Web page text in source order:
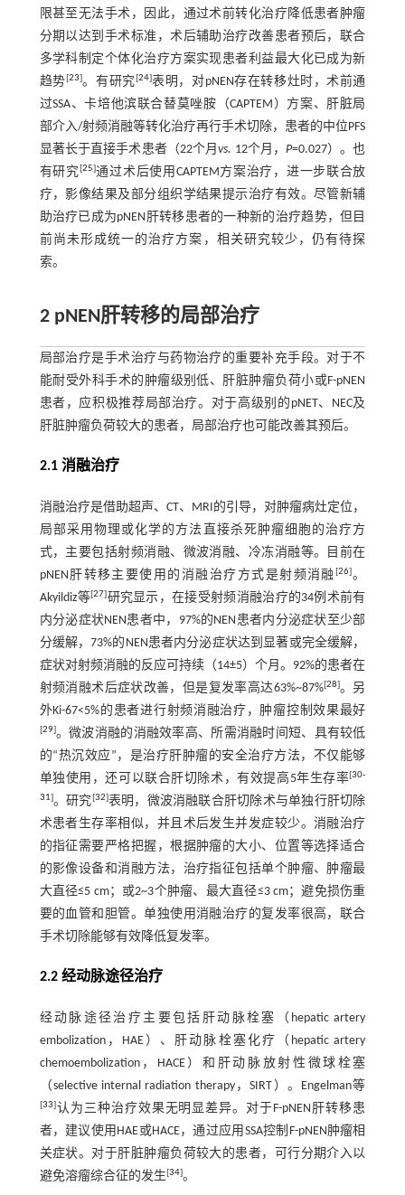
限甚至无法手术，因此，通过术前转化治疗降低患者肿瘤
分期以达到手术标准，术后辅助治疗改善患者预后，联合
多学科制定个体化治疗方案实现患者利益最大化已成为新
趋势[23]。有研究[24]表明，对pNEN存在转移灶时，术前通
过SSA、卡培他滨联合替莫唑胺（CAPTEM）方案、肝脏局
部介入/射频消融等转化治疗再行手术切除，患者的中位PFS
显著长于直接手术患者（22个月vs. 12个月，P=0.027）。也
有研究[25]通过术后使用CAPTEM方案治疗，进一步联合放
疗，影像结果及部分组织学结果提示治疗有效。尽管新辅
助治疗已成为pNEN肝转移患者的一种新的治疗趋势，但目
前尚未形成统一的治疗方案，相关研究较少，仍有待探
索。
2 pNEN肝转移的局部治疗
局部治疗是手术治疗与药物治疗的重要补充手段。对于不
能耐受外科手术的肿瘤级别低、肝脏肿瘤负荷小或F-pNEN
患者，应积极推荐局部治疗。对于高级别的pNET、NEC及
肝脏肿瘤负荷较大的患者，局部治疗也可能改善其预后。
2.1 消融治疗
消融治疗是借助超声、CT、MRI的引导，对肿瘤病灶定位，
局部采用物理或化学的方法直接杀死肿瘤细胞的治疗方
式，主要包括射频消融、微波消融、冷冻消融等。目前在
pNEN肝转移主要使用的消融治疗方式是射频消融 [26]。
Akyildiz等[27]研究显示，在接受射频消融治疗的34例术前有
内分泌症状NEN患者中，97%的NEN患者内分泌症状至少部
分缓解，73%的NEN患者内分泌症状达到显著或完全缓解，
症状对射频消融的反应可持续（14±5）个月。92%的患者在
射频消融术后症状改善，但是复发率高达63%~87%[28]。另
外Ki-67<5%的患者进行射频消融治疗，肿瘤控制效果最好
[29]。微波消融的消融效率高、所需消融时间短、具有较低
的“热沉效应”，是治疗肝肿瘤的安全治疗方法，不仅能够
单独使用，还可以联合肝切除术，有效提高5年生存率[30-
31]。研究[32]表明，微波消融联合肝切除术与单独行肝切除
术患者生存率相似，并且术后发生并发症较少。消融治疗
的指征需要严格把握，根据肿瘤的大小、位置等选择适合
的影像设备和消融方法，治疗指征包括单个肿瘤、肿瘤最
大直径≤5 cm；或2~3个肿瘤、最大直径≤3 cm；避免损伤重
要的血管和胆管。单独使用消融治疗的复发率很高，联合
手术切除能够有效降低复发率。
2.2 经动脉途径治疗
经动脉途径治疗主要包括肝动脉栓塞（hepatic artery
embolization，HAE）、肝动脉栓塞化疗（hepatic artery
chemoembolization，HACE）和肝动脉放射性微球栓塞
（selective internal radiation therapy，SIRT）。Engelman等
[33]认为三种治疗效果无明显差异。对于F-pNEN肝转移患
者，建议使用HAE或HACE，通过应用SSA控制F-pNEN肿瘤相
关症状。对于肝脏肿瘤负荷较大的患者，可行分期介入以
避免溶瘤综合征的发生[34]。